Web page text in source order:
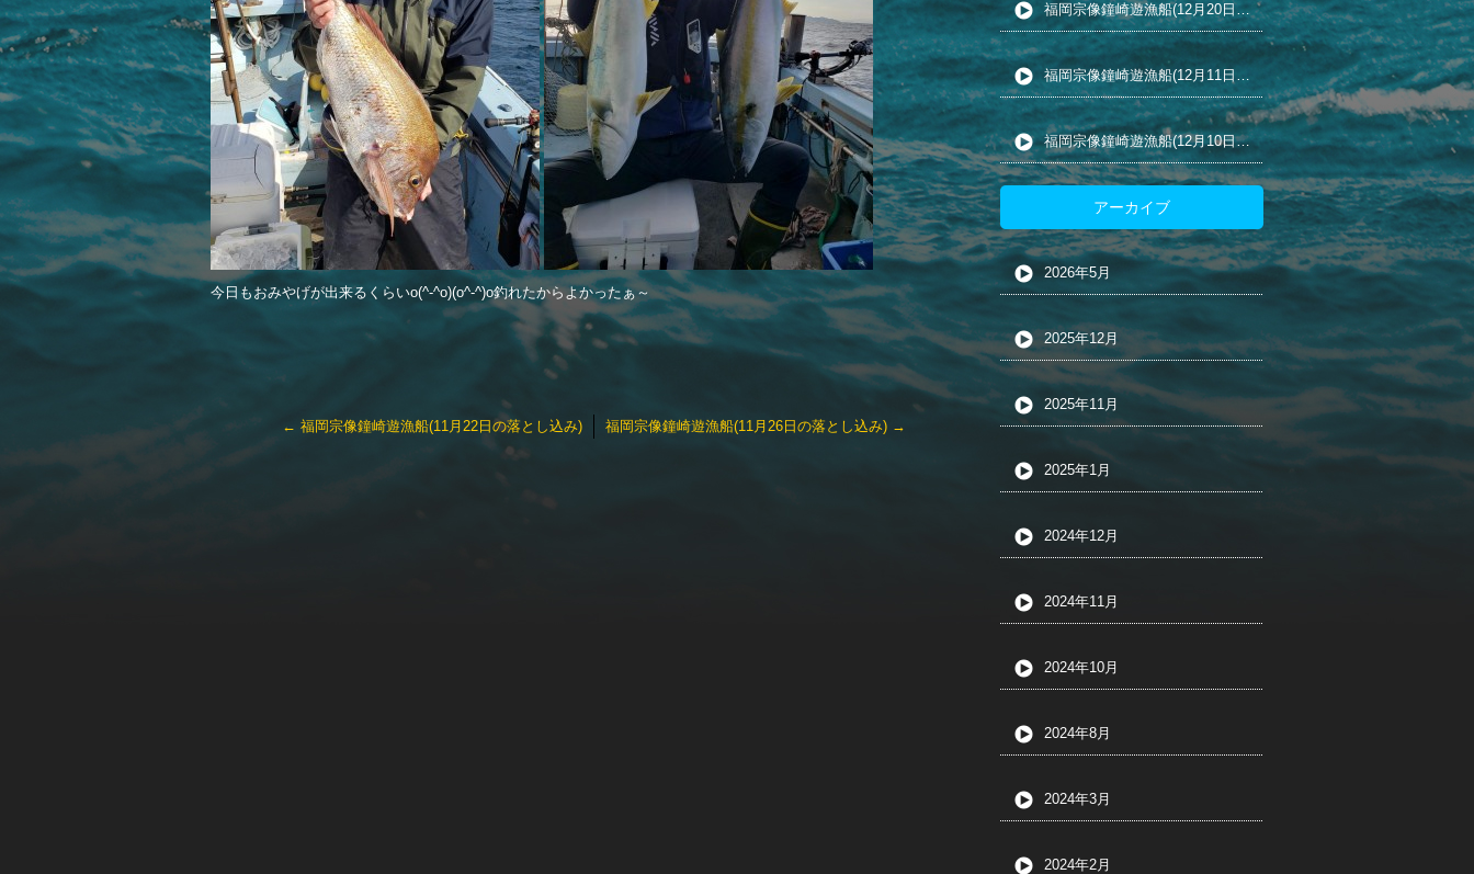
今日もおみやげが出来るくらいo(^-^o)(o^-^)o釣れたからよかったぁ～
← 福岡宗像鐘崎遊漁船(11月22日の落とし込み) 福岡宗像鐘崎遊漁船(11月26日の落とし込み) →
福岡宗像鐘崎遊漁船(12月20日の小アジ泳がせ)
福岡宗像鐘崎遊漁船(12月11日の五目釣り)
福岡宗像鐘崎遊漁船(12月10日の五目釣り)
アーカイブ
2026年5月
2025年12月
2025年11月
2025年1月
2024年12月
2024年11月
2024年10月
2024年8月
2024年3月
2024年2月